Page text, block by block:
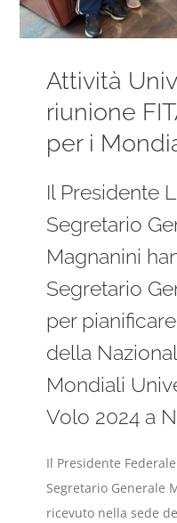
Attività
riunione
per i
Il Presidente
Segretario
Magnanini
Segretario
per
della
Mondiali
Volo 2024 a
Il Presidente
Segretario Generale
ricevuto nella sede